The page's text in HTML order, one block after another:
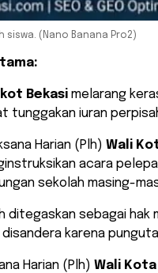
(Nano Banana Pro2)
Bekasi melarang
tunggakan iuran
Harian (Plh) Wali
acara
sekolah masing-
ditegaskan sebagai
karena
Harian (Plh) Wali Kota